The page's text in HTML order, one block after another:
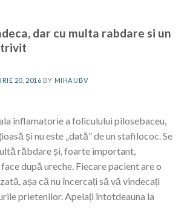
dar cu multa rabdare si un
20, 2016 BY MIHAIJBV
inflamatorie a foliculului pilosebaceu,
și nu este „dată” de un stafilococ. Se
răbdare și, foarte important,
după ureche. Fiecare pacient are o
așa că nu încercați să vă vindecați
prietenilor. Apelați întotdeauna la